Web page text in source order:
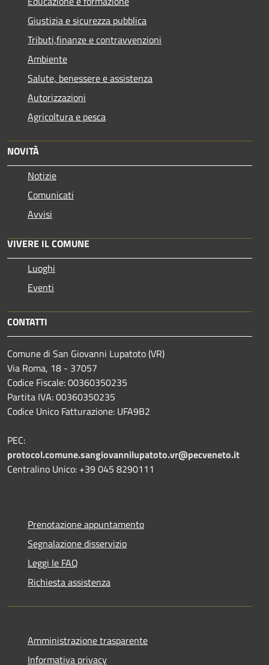
Giustizia e sicurezza pubblica
Tributi,finanze e contravvenzioni
Ambiente
Salute, benessere e assistenza
Autorizzazioni
Agricoltura e pesca
NOVITÀ
Notizie
Comunicati
Avvisi
VIVERE IL COMUNE
Luoghi
Eventi
CONTATTI
Comune di San Giovanni Lupatoto (VR)
Via Roma, 18 - 37057
Codice Fiscale: 00360350235
Partita IVA: 00360350235
Codice Unico Fatturazione: UFA9B2
PEC:
protocol.comune.sangiovannilupatoto.vr@pecveneto.it
Centralino Unico: +39 045 8290111
Prenotazione appuntamento
Segnalazione disservizio
Leggi le FAQ
Richiesta assistenza
Amministrazione trasparente
Informativa privacy